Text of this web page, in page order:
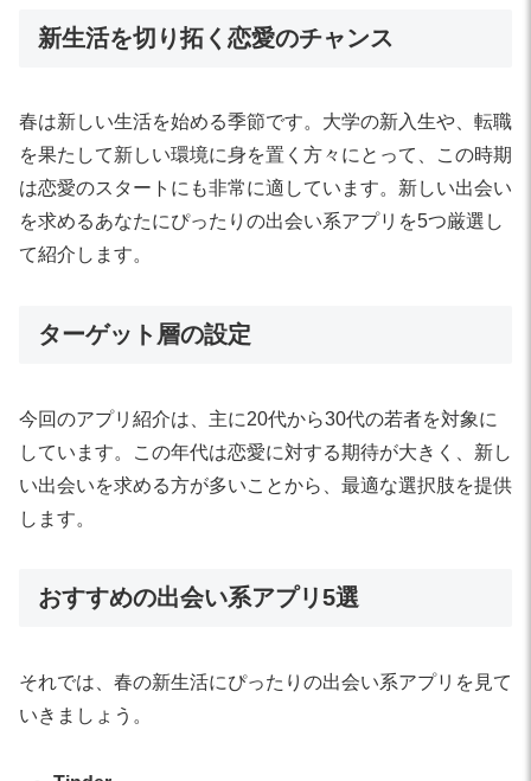
新生活を切り拓く恋愛のチャンス
春は新しい生活を始める季節です。大学の新入生や、転職
を果たして新しい環境に身を置く方々にとって、この時期
は恋愛のスタートにも非常に適しています。新しい出会い
を求めるあなたにぴったりの出会い系アプリを5つ厳選し
て紹介します。
ターゲット層の設定
今回のアプリ紹介は、主に20代から30代の若者を対象に
しています。この年代は恋愛に対する期待が大きく、新し
い出会いを求める方が多いことから、最適な選択肢を提供
します。
おすすめの出会い系アプリ5選
それでは、春の新生活にぴったりの出会い系アプリを見て
いきましょう。